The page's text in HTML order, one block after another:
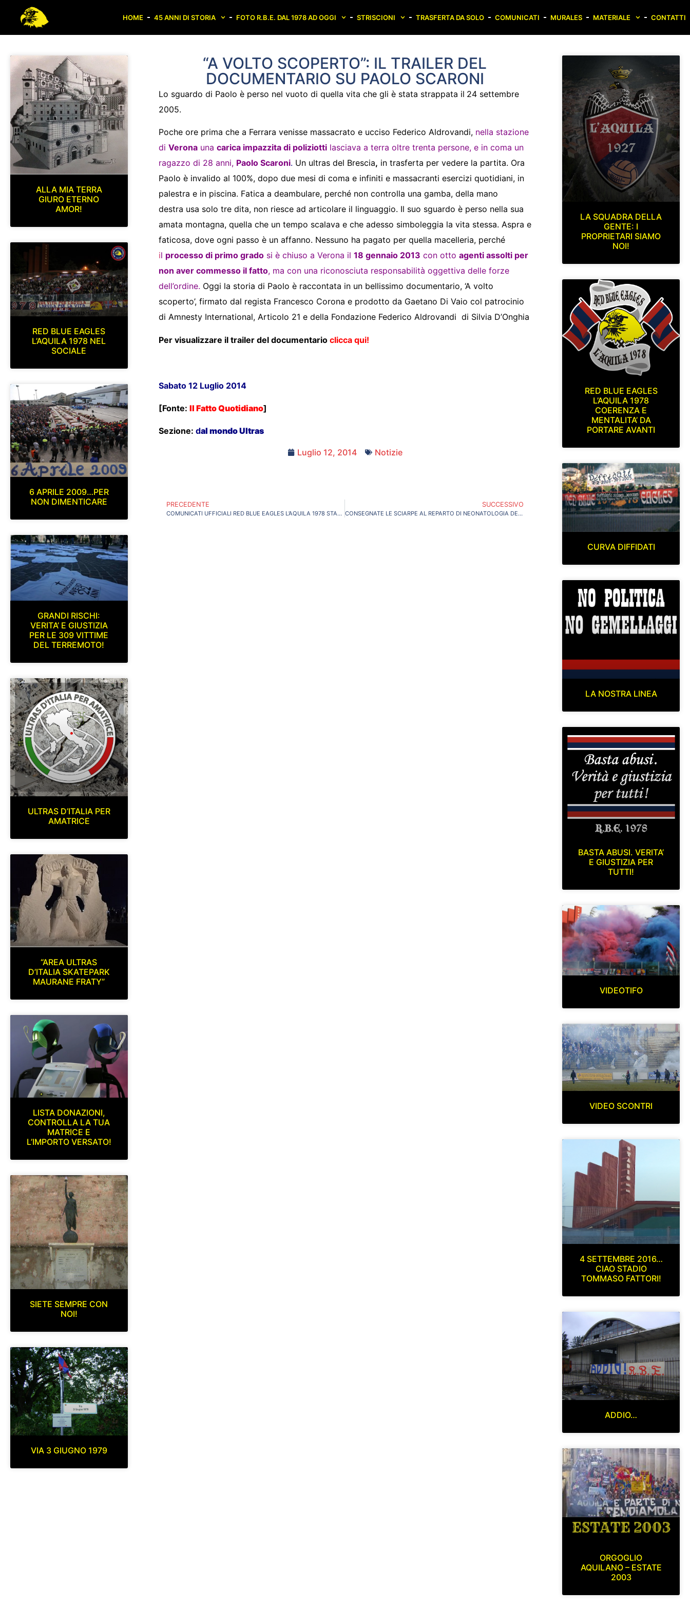
HOME 45 ANNI DI STORIA FOTO R.B.E. DAL 1978 AD OGGI STRISCIONI TRASFERTA DA SOLO COMUNICATI MURALES MATERIALE CONTATTI
ALLA MIA TERRA
GIURO ETERNO
AMOR!
RED BLUE EAGLES
L’AQUILA 1978 NEL
SOCIALE
6 APRILE 2009…PER
NON DIMENTICARE
GRANDI RISCHI:
VERITA’ E GIUSTIZIA
PER LE 309 VITTIME
DEL TERREMOTO!
ULTRAS D’ITALIA PER
AMATRICE
“AREA ULTRAS
D’ITALIA SKATEPARK
MAURANE FRATY”
LISTA DONAZIONI,
CONTROLLA LA TUA
MATRICE E
L’IMPORTO VERSATO!
SIETE SEMPRE CON
NOI!
VIA 3 GIUGNO 1979
“A VOLTO SCOPERTO”: IL TRAILER DEL
DOCUMENTARIO SU PAOLO SCARONI
Lo sguardo di Paolo è perso nel vuoto di quella vita che gli è stata strappata il 24 settembre
2005.
Poche ore prima che a Ferrara venisse massacrato e ucciso Federico Aldrovandi, nella stazione
di Veronauna carica impazzita di poliziottilasciava a terra oltre trenta persone, e in coma un
ragazzo di 28 anni, Paolo Scaroni. Un ultras del Brescia, in trasferta per vedere la partita. Ora
Paolo è invalido al 100%, dopo due mesi di coma e infiniti e massacranti esercizi quotidiani, in
palestra e in piscina. Fatica a deambulare, perché non controlla una gamba, della mano
destra usa solo tre dita, non riesce ad articolare il linguaggio. Il suo sguardo è perso nella sua
amata montagna, quella che un tempo scalava e che adesso simboleggia la vita stessa. Aspra e
faticosa, dove ogni passo è un affanno. Nessuno ha pagato per quella macelleria, perché
il processo di primo gradosi è chiuso a Verona il 18 gennaio 2013 con otto agenti assolti per
non aver commesso il fatto, ma con una riconosciuta responsabilità oggettiva delle forze
dell’ordine. Oggi la storia di Paolo è raccontata in un bellissimo documentario, ‘A volto
scoperto’, firmato dal regista Francesco Corona e prodotto da Gaetano Di Vaio col patrocinio
di Amnesty International, Articolo 21 e della Fondazione Federico Aldrovandi di Silvia D’Onghia
Per visualizzare il trailer del documentario clicca qui!
Sabato 12 Luglio 2014
[Fonte: Il Fatto Quotidiano]
Sezione: dal mondo Ultras
Luglio 12, 2014 Notizie
PRECEDENTE
COMUNICATI UFFICIALI RED BLUE EAGLES L’AQUILA 1978 STAGIONE 2014/2015
SUCCESSIVO
CONSEGNATE LE SCIARPE AL REPARTO DI NEONATOLOGIA DELL’AQUILA
LA SQUADRA DELLA
GENTE: I
PROPRIETARI SIAMO
NOI!
RED BLUE EAGLES
L’AQUILA 1978
COERENZA E
MENTALITA’ DA
PORTARE AVANTI
CURVA DIFFIDATI
LA NOSTRA LINEA
BASTA ABUSI. VERITA’
E GIUSTIZIA PER
TUTTI!
VIDEOTIFO
VIDEO SCONTRI
4 SETTEMBRE 2016…
CIAO STADIO
TOMMASO FATTORI!
ADDIO…
ORGOGLIO
AQUILANO – ESTATE
2003